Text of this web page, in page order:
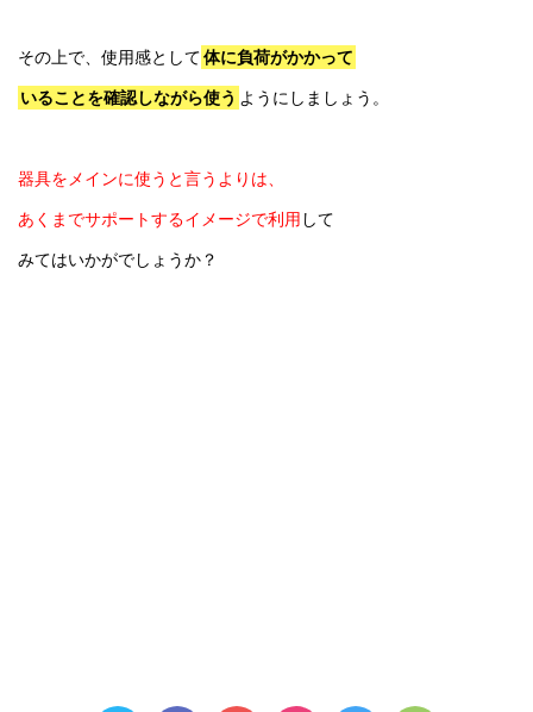
その上で、使用感として体に負荷がかかって
いることを確認しながら使う ようにしましょう。
器具をメインに使うと言うよりは、
あくまでサポートするイメージで利用 して
みてはいかがでしょうか？